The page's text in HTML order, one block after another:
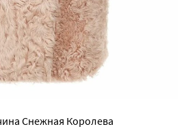
Снежная Королева